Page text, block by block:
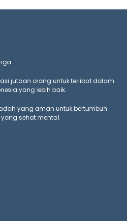
jutaan orang untuk terlibat dalam
yang lebih baik.
yang aman untuk bertumbuh
sehat mental.